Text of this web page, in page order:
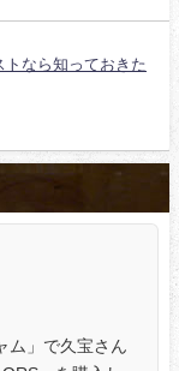
トなら知っておきた
ム」で久宝さん